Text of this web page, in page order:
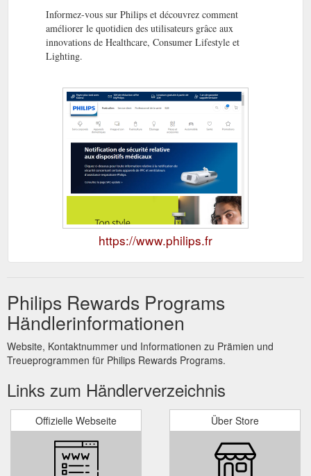
Informez-vous sur Philips et découvrez comment
améliorer le quotidien des utilisateurs grâce aux
innovations de Healthcare, Consumer Lifestyle et
Lighting.
https://www.philips.fr
Philips Rewards Programs
Händlerinformationen
Website, Kontaktnummer und Informationen zu Prämien und
Treueprogrammen für Philips Rewards Programs.
Links zum Händlerverzeichnis
Offizielle Webseite Über Store